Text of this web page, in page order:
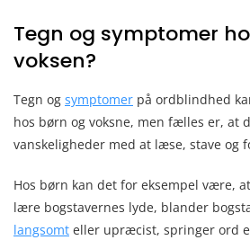
Tegn og symptomer
voksen?
Tegn og symptomer på ordblindhed
hos børn og voksne, men fælles er, at
vanskeligheder med at læse, stave og
Hos børn kan det for eksempel være,
lære bogstavernes lyde, blander
langsomt eller upræcist, springer ord